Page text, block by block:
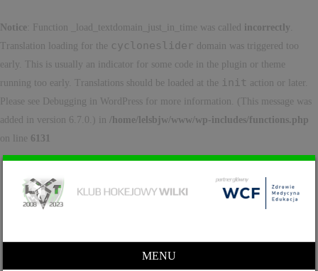
Notice : Function _load_textdomain_just_in_time was called incorrectly
Translation loading for the cycloneslider domain was triggered too
early. This is usually an indicator for some code in the plugin or theme
running too early. Translations should be loaded at the init action or later.
Please see
Debugging in WordPress for more information. (This message was
added in version 6.7.0.) in /home/lelsbjw/www/wp-includes/functions.php
on line 6131
MENU